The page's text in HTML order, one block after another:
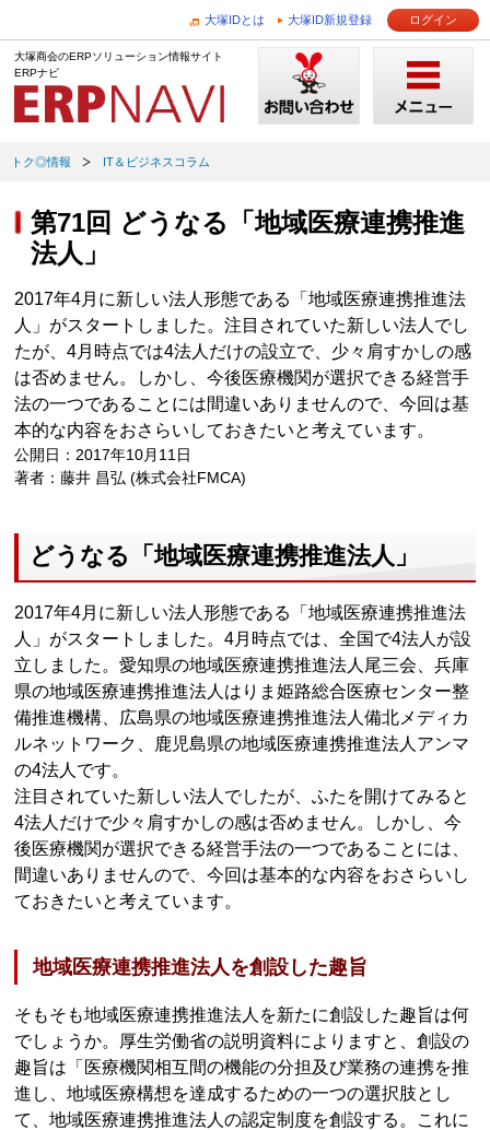
大塚IDとは 大塚ID新規登録 ログイン
大塚商会のERPソリューション情報サイト
ERPナビ
トク◎情報 IT＆ビジネスコラム
第71回 どうなる「地域医療連携推進
法人」
2017年4月に新しい法人形態である「地域医療連携推進法
人」がスタートしました。注目されていた新しい法人でし
たが、4月時点では4法人だけの設立で、少々肩すかしの感
は否めません。しかし、今後医療機関が選択できる経営手
法の一つであることには間違いありませんので、今回は基
本的な内容をおさらいしておきたいと考えています。
公開日：2017年10月11日
著者：藤井 昌弘 (株式会社FMCA)
どうなる「地域医療連携推進法人」
2017年4月に新しい法人形態である「地域医療連携推進法
人」がスタートしました。4月時点では、全国で4法人が設
立しました。愛知県の地域医療連携推進法人尾三会、兵庫
県の地域医療連携推進法人はりま姫路総合医療センター整
備推進機構、広島県の地域医療連携推進法人備北メディカ
ルネットワーク、鹿児島県の地域医療連携推進法人アンマ
の4法人です。
注目されていた新しい法人でしたが、ふたを開けてみると
4法人だけで少々肩すかしの感は否めません。しかし、今
後医療機関が選択できる経営手法の一つであることには、
間違いありませんので、今回は基本的な内容をおさらいし
ておきたいと考えています。
地域医療連携推進法人を創設した趣旨
そもそも地域医療連携推進法人を新たに創設した趣旨は何
でしょうか。厚生労働省の説明資料によりますと、創設の
趣旨は「医療機関相互間の機能の分担及び業務の連携を推
進し、地域医療構想を達成するための一つの選択肢とし
て、地域医療連携推進法人の認定制度を創設する。これに